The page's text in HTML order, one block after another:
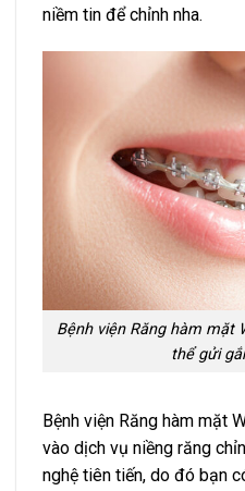
niềm tin để chỉnh nha.
Bệnh viện Răng hàm mặt
thể gửi
Bệnh viện Răng hàm mặt
vào dịch vụ niềng răng
nghệ tiên tiến, do đó bạn